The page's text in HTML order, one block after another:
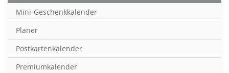
Geschichte
Humor & Cartoon
Inspiration & Entspannung
Inspiration & Spiritualität
Mini-Geschenkkalender
Planer
Postkartenkalender
Premiumkalender